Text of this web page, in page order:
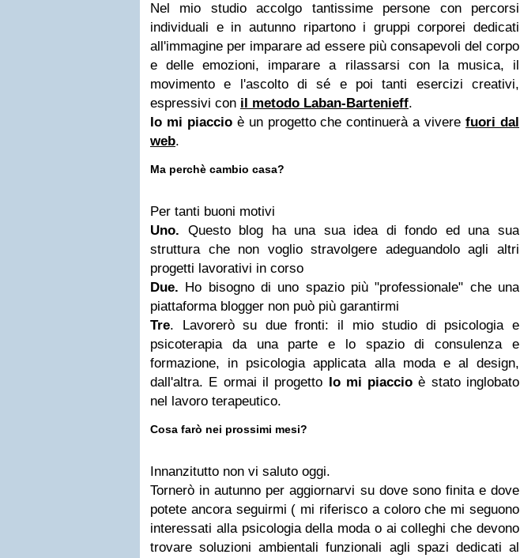
Nel mio studio accolgo tantissime persone con percorsi
individuali e in autunno ripartono i gruppi corporei dedicati
all'immagine per imparare ad essere più consapevoli del corpo
e delle emozioni, imparare a rilassarsi con la musica, il
movimento e l'ascolto di sé e poi tanti esercizi creativi,
espressivi con il metodo Laban-Bartenieff.
Io mi piaccioè un progetto che continuerà a viverefuori dal
web.
Ma perchè cambio casa?
Per tanti buoni motivi
Uno. Questo blog ha una sua idea di fondo ed una sua
struttura che non voglio stravolgere adeguandolo agli altri
progetti lavorativi in corso
Due. Ho bisogno di uno spazio più "professionale" che una
piattaforma blogger non può più garantirmi
Tre. Lavorerò su due fronti: il mio studio di psicologia e
psicoterapia da una parte e lo spazio di consulenza e
formazione, in psicologia applicata alla moda e al design,
dall'altra. E ormai il progetto Io mi piaccio è stato inglobato
nel lavoro terapeutico.
Cosa farò nei prossimi mesi?
Innanzitutto non vi saluto oggi.
Tornerò in autunno per aggiornarvi su dove sono finita e dove
potete ancora seguirmi ( mi riferisco a coloro che mi seguono
interessati alla psicologia della moda o ai colleghi che devono
trovare soluzioni ambientali funzionali agli spazi dedicati al